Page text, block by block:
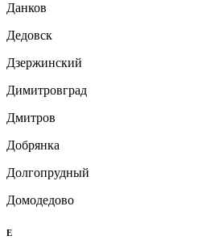
Данков
Дедовск
Дзержинский
Димитровград
Дмитров
Добрянка
Долгопрудный
Домодедово
Е